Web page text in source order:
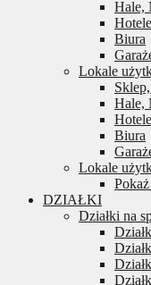
Hale,
Biura
Lokale
Hale,
Biura
Lokale
DZIAŁKI
Działki na